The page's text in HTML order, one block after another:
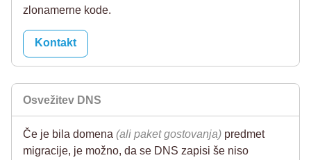
zlonamerne kode.
Kontakt
Osvežitev DNS
Če je bila domena (ali paket gostovanja) predmet
migracije, je možno, da se DNS zapisi še niso